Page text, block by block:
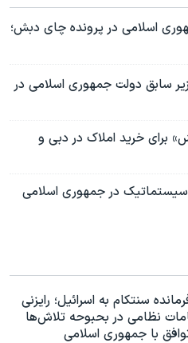
اسلامی در پرونده چای دبش؛
سابق دولت جمهوری اسلامی در
برای خرید املاک در دبی و
در جمهوری اسلامی
سنتکام به اسرائیل؛ رایزنی
نظامی در بحبوحه تلاش‌ها
با جمهوری اسلامی